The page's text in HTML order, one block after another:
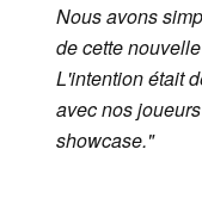
Nous avons
de cette
L'intention était
avec nos
showcase."